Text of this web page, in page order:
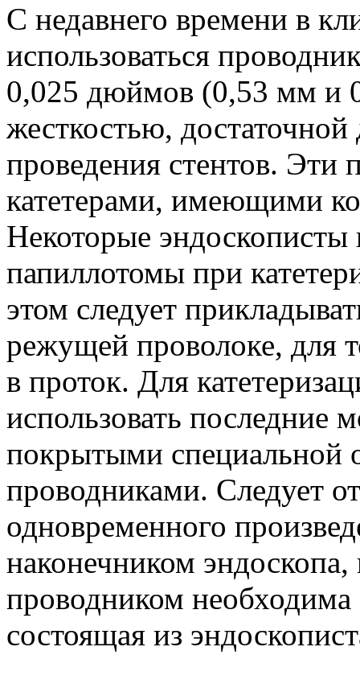
С недавнего времени в
использоваться
0,025 дюймов (0,53 мм и
жесткостью,
проведения стентов. Эти
катетерами, имеющими
Некоторые
папиллотомы при
этом следует
режущей проволоке, для
в проток. Для
использовать последние
покрытыми специальной
проводниками. Следует
одновременного
наконечником
проводником
состоящая из